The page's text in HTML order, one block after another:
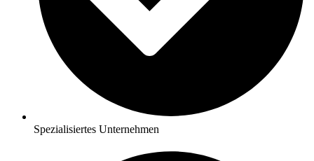
Spezialisiertes Unternehmen